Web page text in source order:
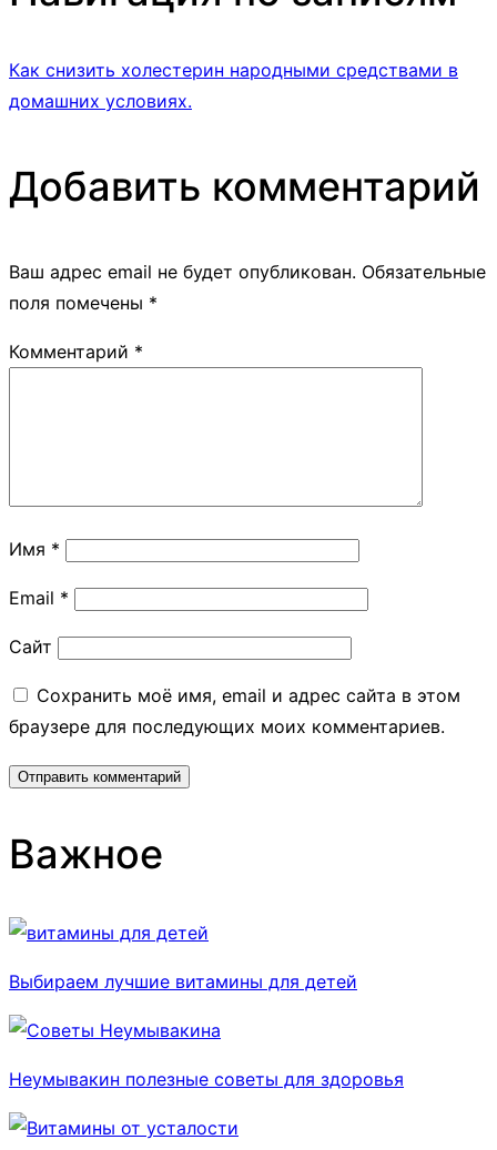
Как снизить холестерин народными средствами в
домашних условиях.
Добавить комментарий
Ваш адрес email не будет опубликован. Обязательные
поля помечены *
Комментарий *
Имя *
Email *
Сайт
Сохранить моё имя, email и адрес сайта в этом
браузере для последующих моих комментариев.
Важное
Выбираем лучшие витамины для детей
Неумывакин полезные советы для здоровья